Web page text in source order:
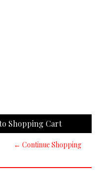
← Continue Shopping